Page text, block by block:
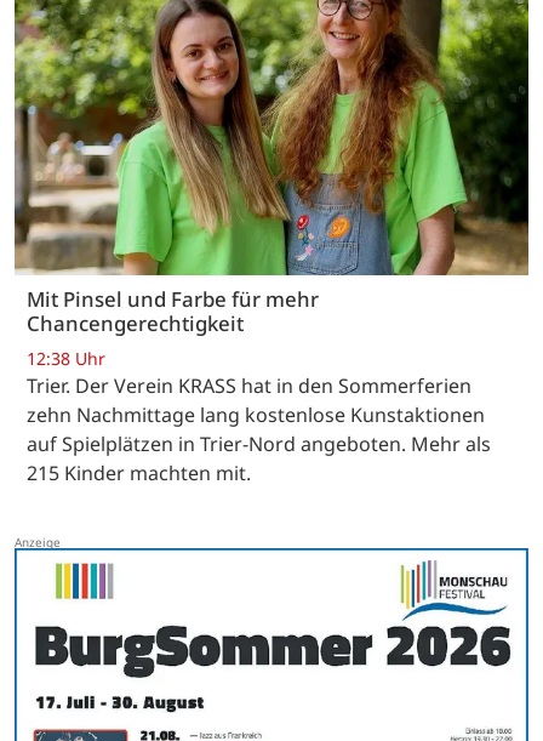
Mit Pinsel und Farbe für mehr
Chancengerechtigkeit
12:38 Uhr
Trier. Der Verein KRASS hat in den Sommerferien
zehn Nachmittage lang kostenlose Kunstaktionen
auf Spielplätzen in Trier-Nord angeboten. Mehr als
215 Kinder machten mit.